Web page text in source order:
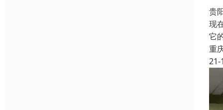
贵
现
它
重
21-